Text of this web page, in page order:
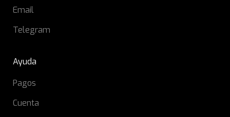
Email
Telegram
Ayuda
Pagos
Cuenta